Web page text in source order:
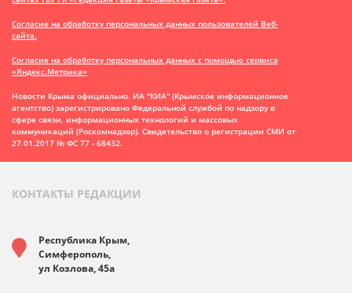
Согласие на обработку персональных данных пользователей Веб-
сайта.
Согласие на обработку персональных данных с помощью сервиса
«Яндекс.Метрика»
Новости Крыма официально. ИА "КИА" (Крымское информационное
агентство) зарегистрировано Федеральной службой по надзору в
сфере связи, информационных технологий и массовых
коммуникаций (Роскомнадзор). Свидетельство о регистрации СМИ от
27.01.2017 № ФС 77 - 68432.
КОНТАКТЫ РЕДАКЦИИ
Республика Крым,
Симферополь,
ул Козлова, 45а